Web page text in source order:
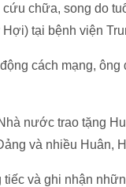
cứu chữa, song do
Hợi) tại bệnh viện
cách mạng,
nước trao tặng
và nhiều Huân,
và ghi nhận